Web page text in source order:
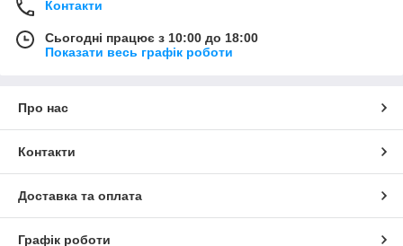
Контакти
Сьогодні працює з 10:00 до 18:00
Показати весь графік роботи
Про нас
Контакти
Доставка та оплата
Графік роботи